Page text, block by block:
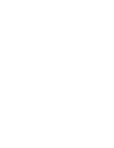
Selain
baru, IPA Convex
penandatanganan
mulai dari
Sebanyak delapan
resmi diteken dalam
memiliki potensi